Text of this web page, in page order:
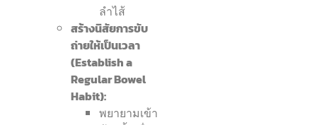
ลำไส้
สร้างนิสัยการขับ
ถ่ายให้เป็นเวลา
(Establish a
Regular Bowel
Habit):
พยายามเข้า